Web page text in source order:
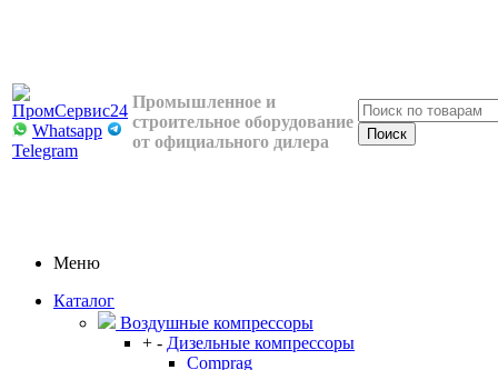
Whatsapp
Telegram
Промышленное и
строительное оборудование
от официального дилера
Меню
Каталог
Воздушные компрессоры
+ - Дизельные компрессоры
Comprag